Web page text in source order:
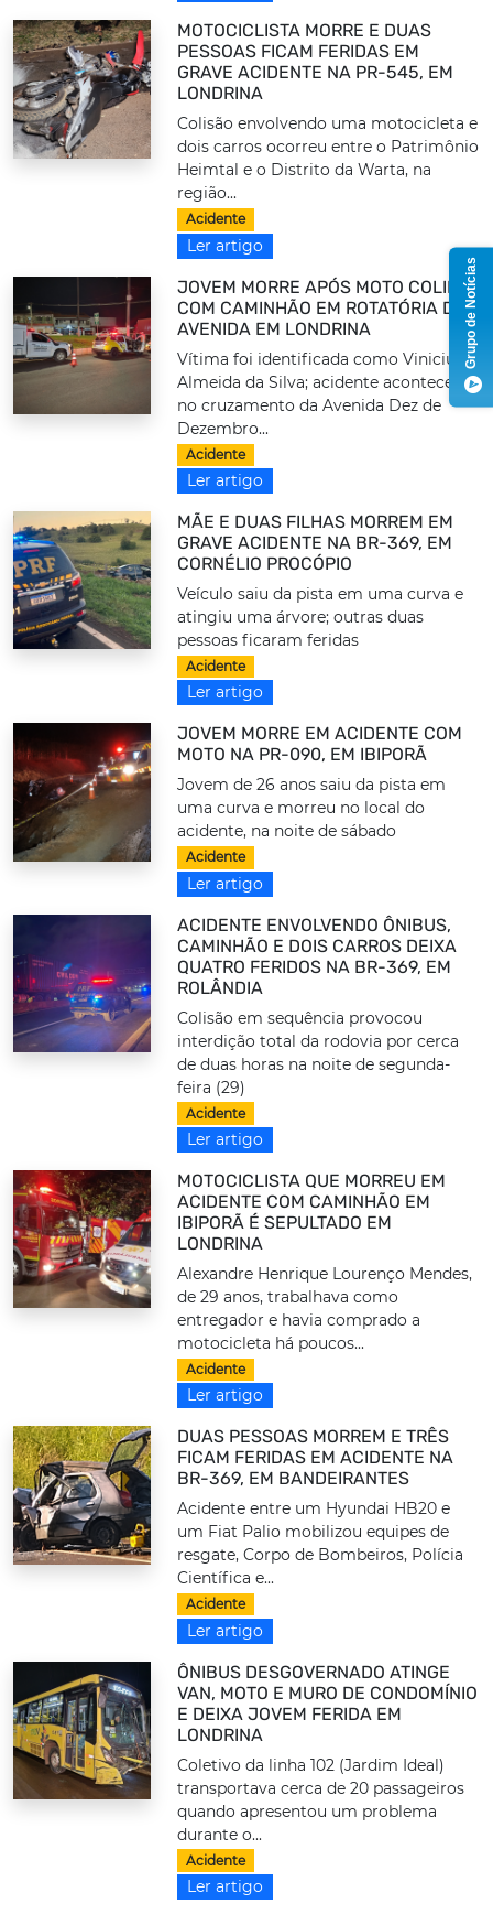
MOTOCICLISTA MORRE E DUAS
PESSOAS FICAM FERIDAS EM
GRAVE ACIDENTE NA PR-545, EM
LONDRINA
Colisão envolvendo uma motocicleta e
dois carros ocorreu entre o Patrimônio
Heimtal e o Distrito da Warta, na
região...
Acidente
Ler artigo
JOVEM MORRE APÓS MOTO COLIDIR
COM CAMINHÃO EM ROTATÓRIA DE
AVENIDA EM LONDRINA
Vítima foi identificada como Vinicius
Almeida da Silva; acidente aconteceu
no cruzamento da Avenida Dez de
Dezembro...
Acidente
Ler artigo
MÃE E DUAS FILHAS MORREM EM
GRAVE ACIDENTE NA BR-369, EM
CORNÉLIO PROCÓPIO
Veículo saiu da pista em uma curva e
atingiu uma árvore; outras duas
pessoas ficaram feridas
Acidente
Ler artigo
JOVEM MORRE EM ACIDENTE COM
MOTO NA PR-090, EM IBIPORÃ
Jovem de 26 anos saiu da pista em
uma curva e morreu no local do
acidente, na noite de sábado
Acidente
Ler artigo
ACIDENTE ENVOLVENDO ÔNIBUS,
CAMINHÃO E DOIS CARROS DEIXA
QUATRO FERIDOS NA BR-369, EM
ROLÂNDIA
Colisão em sequência provocou
interdição total da rodovia por cerca
de duas horas na noite de segunda-
feira (29)
Acidente
Ler artigo
MOTOCICLISTA QUE MORREU EM
ACIDENTE COM CAMINHÃO EM
IBIPORÃ É SEPULTADO EM
LONDRINA
Alexandre Henrique Lourenço Mendes,
de 29 anos, trabalhava como
entregador e havia comprado a
motocicleta há poucos...
Acidente
Ler artigo
DUAS PESSOAS MORREM E TRÊS
FICAM FERIDAS EM ACIDENTE NA
BR-369, EM BANDEIRANTES
Acidente entre um Hyundai HB20 e
um Fiat Palio mobilizou equipes de
resgate, Corpo de Bombeiros, Polícia
Científica e...
Acidente
Ler artigo
ÔNIBUS DESGOVERNADO ATINGE
VAN, MOTO E MURO DE CONDOMÍNIO
E DEIXA JOVEM FERIDA EM
LONDRINA
Coletivo da linha 102 (Jardim Ideal)
transportava cerca de 20 passageiros
quando apresentou um problema
durante o...
Acidente
Ler artigo
Grupo de Notícias